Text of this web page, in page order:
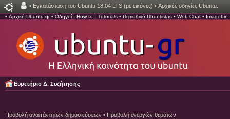
• Εγκατάσταση του Ubuntu 18.04 LTS (με εικόνες) • Αρχικές οδηγίες Ubuntu.
• Αρχική Ubuntu-gr• Οδηγοί - How to - Tutorials • Περιοδικό Ubuntistas • Web Chat • Imagebin
Ευρετήριο Δ. Συζήτησης
Προβολή αναπάντητων δημοσιεύσεων • Προβολή ενεργών θεμάτων